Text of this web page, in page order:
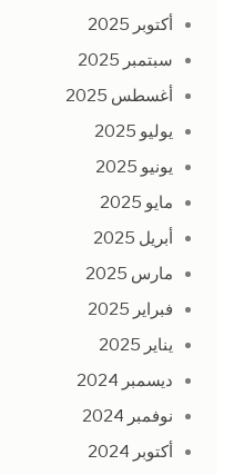
أكتوبر 2025
سبتمبر 2025
أغسطس 2025
يوليو 2025
يونيو 2025
مايو 2025
أبريل 2025
مارس 2025
فبراير 2025
يناير 2025
ديسمبر 2024
نوفمبر 2024
أكتوبر 2024